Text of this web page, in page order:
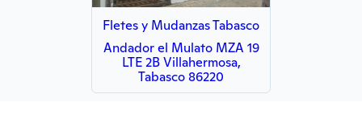
Fletes y Mudanzas Tabasco
Andador el Mulato MZA 19
LTE 2B Villahermosa,
Tabasco 86220